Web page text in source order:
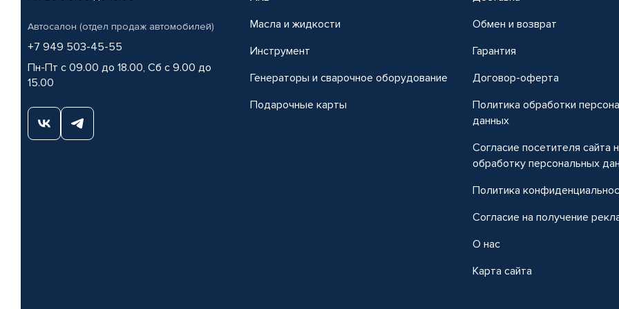
Автосалон (отдел продаж автомобилей)
+7 949 503-45-55
Пн-Пт с 09.00 до 18.00, Сб с 9.00 до
15.00
Масла и жидкости
Инструмент
Генераторы и сварочное оборудование
Подарочные карты
Обмен и возврат
Гарантия
Договор-оферта
Политика обработки
данных
Согласие посетителя сайта
обработку персональных
Политика
Согласие на получение
О нас
Карта сайта